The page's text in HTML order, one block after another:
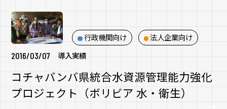
行政機関向け 法人企業向け
2016/03/07 導入実績
コチャバンバ県統合水資源管理能力強化
プロジェクト（ボリビア 水・衛生）